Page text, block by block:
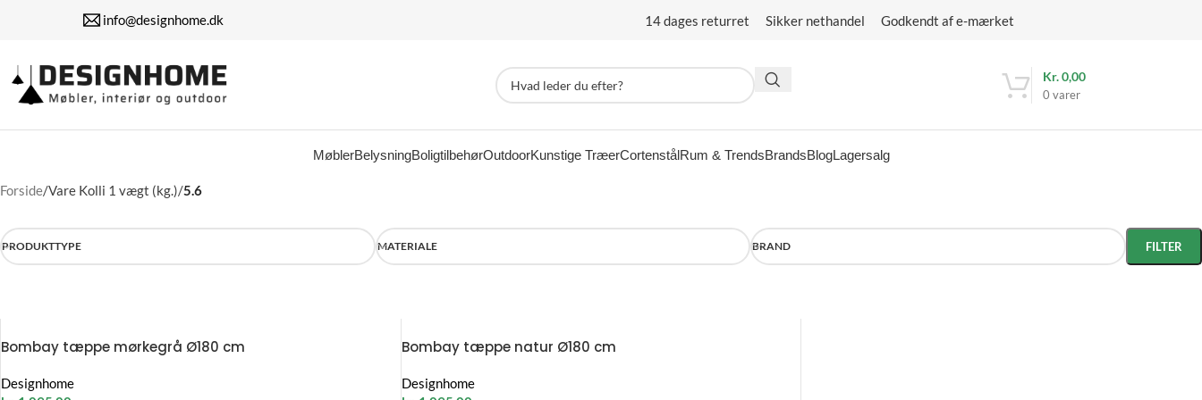
info@designhome.dk 14 dages returret Sikker nethandel Godkendt af e-mærket
0 varer
Kr.0,00
MøblerBelysningBoligtilbehørOutdoorKunstige TræerCortenstålRum & TrendsBrandsBlogLagersalg
Forside/Vare Kolli 1 vægt (kg.)/5.6
PRODUKTTYPE MATERIALE BRAND FILTER
Bombay tæppe mørkegrå Ø180 cm
Designhome
Bombay tæppe natur Ø180 cm
Designhome